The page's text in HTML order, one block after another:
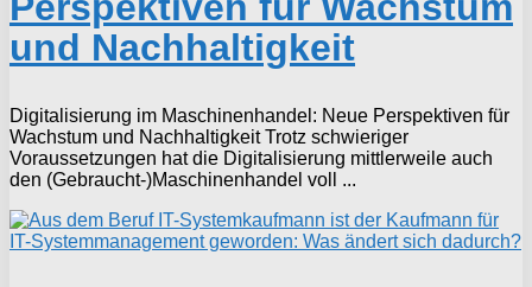
und Nachhaltigkeit
Digitalisierung im Maschinenhandel: Neue Perspektiven für
Wachstum und Nachhaltigkeit Trotz schwieriger
Voraussetzungen hat die Digitalisierung mittlerweile auch
den (Gebraucht-)Maschinenhandel voll ...